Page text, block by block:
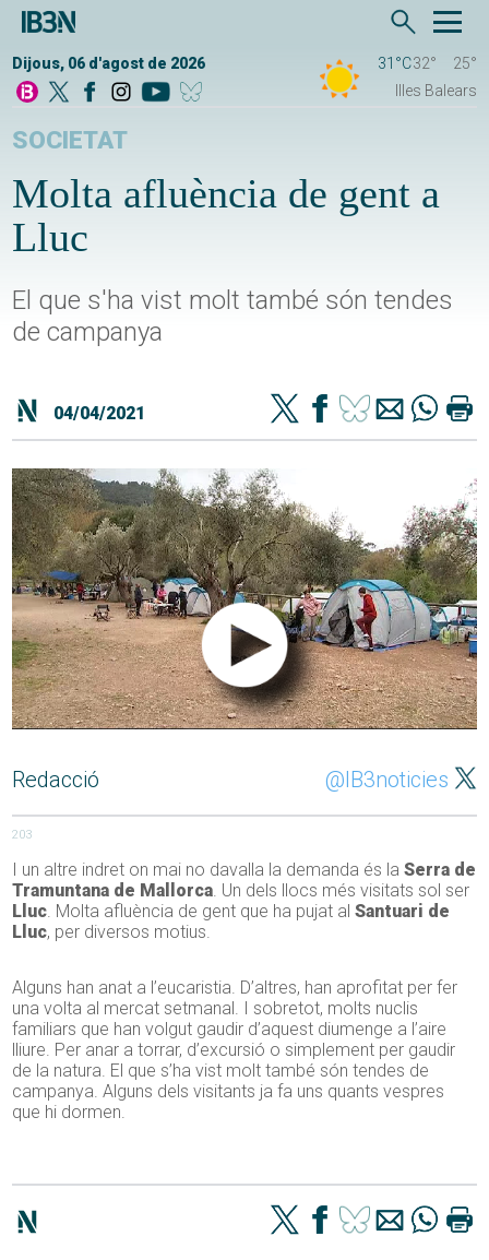
Dijous, 06 d'agost de 2026 31°C32°
25°
Illes Balears
SOCIETAT
Molta afluència de gent a
Lluc
El que s'ha vist molt també són tendes
de campanya
04/04/2021
Redacció @IB3noticies
203
I un altre indret on mai no davalla la demanda és la Serra de
Tramuntana de Mallorca. Un dels llocs més visitats sol ser
Lluc. Molta afluència de gent que ha pujat alSantuari de
Lluc, per diversos motius.
Alguns han anat a l’eucaristia. D’altres, han aprofitat per fer
una volta al mercat setmanal. I sobretot, molts nuclis
familiars que han volgut gaudir d’aquest diumenge a l’aire
lliure. Per anar a torrar, d’excursió o simplement per gaudir
de la natura. El que s’ha vist molt també són tendes de
campanya. Alguns dels visitants ja fa uns quants vespres
que hi dormen.